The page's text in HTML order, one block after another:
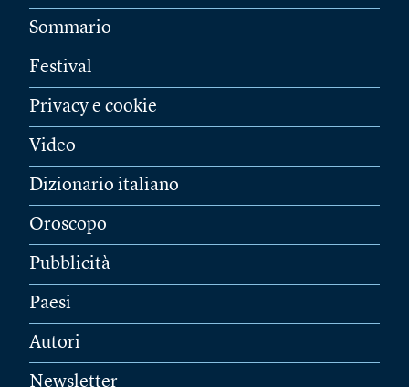
Sommario
Festival
Privacy e cookie
Video
Dizionario italiano
Oroscopo
Pubblicità
Paesi
Autori
Newsletter